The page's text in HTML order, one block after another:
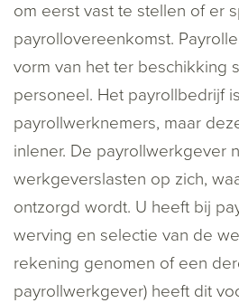
om eerst vast te stellen of er
payrollovereenkomst.
vorm van het ter beschikking
personeel. Het payrollbedrijf
payrollwerknemers, maar
inlener. De payrollwerkgever
werkgeverslasten op zich,
ontzorgd wordt. U heeft bij
werving en selectie van de
rekening genomen of een
payrollwerkgever) heeft dit